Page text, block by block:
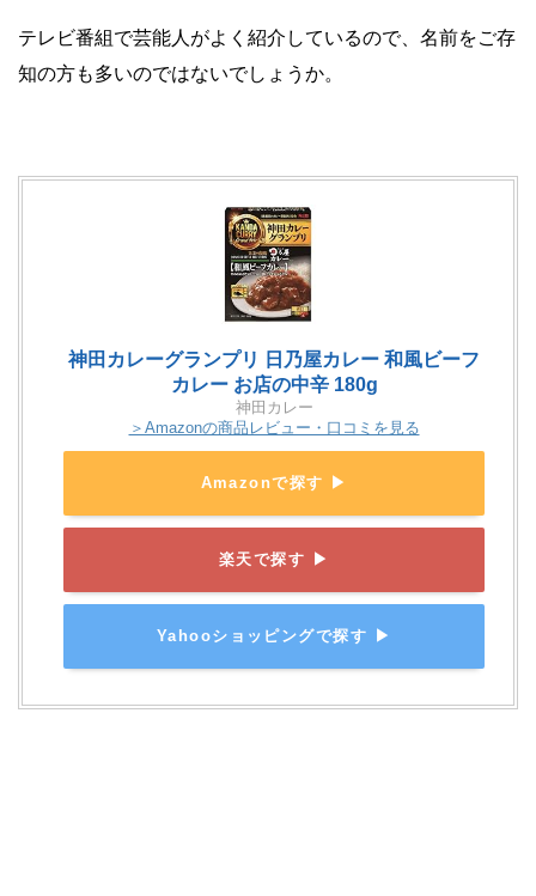
テレビ番組で芸能人がよく紹介しているので、名前をご存
知の方も多いのではないでしょうか。
神田カレーグランプリ 日乃屋カレー 和風ビーフ
カレー お店の中辛 180g
神田カレー
＞Amazonの商品レビュー・口コミを見る
Amazonで探す ▶
楽天で探す ▶
Yahooショッピングで探す ▶